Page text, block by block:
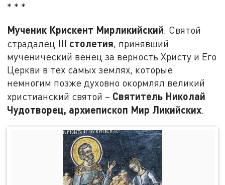
* * *
Мученик Крискент Мирликийский. Святой
страдалец III столетия, принявший
мученический венец за верность Христу и Его
Церкви в тех самых землях, которые
немногим позже духовно окормлял великий
христианский святой – Святитель Николай
Чудотворец, архиепископ Мир Ликийских.